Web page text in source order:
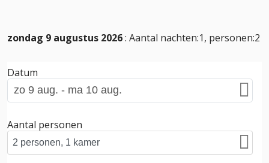
zondag 9 augustus 2026: Aantal nachten:1, personen:2
Datum
Aantal personen